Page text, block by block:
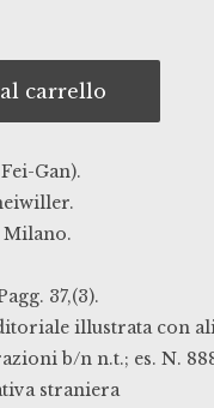
carrello
Gan).
Milano.
37,(3).
illustrata con
b/n n.t.; es. N.
straniera